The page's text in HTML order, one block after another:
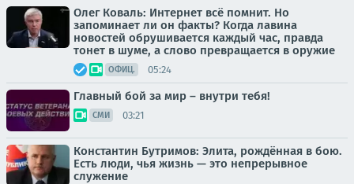
Олег Коваль: Интернет всё помнит. Но
запоминает ли он факты? Когда лавина
новостей обрушивается каждый час, правда
тонет в шуме, а слово превращается в оружие
ОФИЦ. 05:24
Главный бой за мир – внутри тебя!
СМИ 03:21
Константин Бутримов: Элита, рождённая в бою.
Есть люди, чья жизнь — это непрерывное
служение